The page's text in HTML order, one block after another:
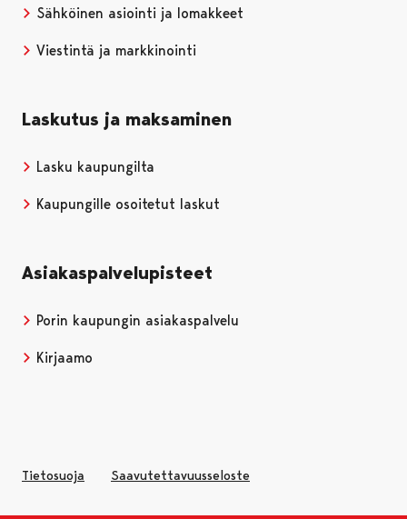
Sähköinen asiointi ja lomakkeet
Viestintä ja markkinointi
Laskutus ja maksaminen
Lasku kaupungilta
Kaupungille osoitetut laskut
Asiakaspalvelupisteet
Porin kaupungin asiakaspalvelu
Kirjaamo
Tietosuoja Saavutettavuusseloste